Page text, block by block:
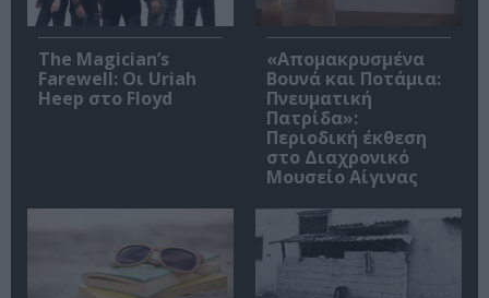
The Magician’s
Farewell: Οι Uriah
Heep στο Floyd
«Απομακρυσμένα
Βουνά και Ποτάμια:
Πνευματική
Πατρίδα»:
Περιοδική έκθεση
στο Διαχρονικό
Μουσείο Αίγινας